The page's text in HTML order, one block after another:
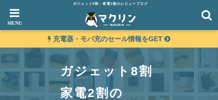
ガジェット8割・家電2割のレビューブログ
充電器・モバ充のセール情報をGET
ガジェット8割
家電2割の